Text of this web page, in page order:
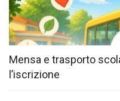
Mensa e trasporto
l’iscrizione